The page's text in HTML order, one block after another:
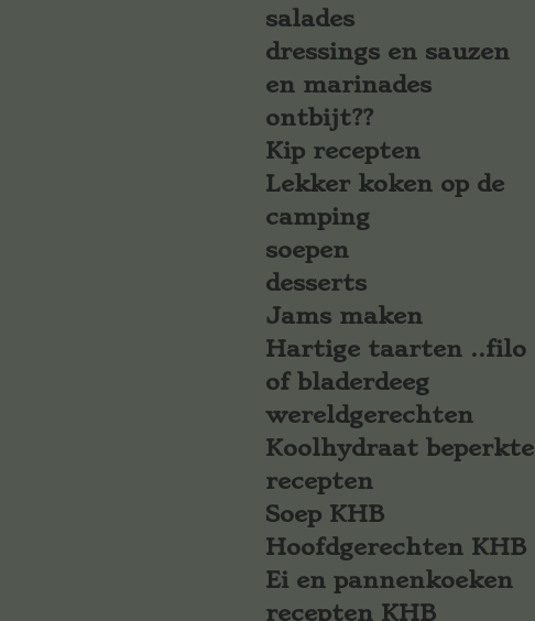
salades
dressings en sauzen
en marinades
ontbijt??
Kip recepten
Lekker koken op de
camping
soepen
desserts
Jams maken
Hartige taarten ..filo
of bladerdeeg
wereldgerechten
Koolhydraat beperkte
recepten
Soep KHB
Hoofdgerechten KHB
Ei en pannenkoeken
recepten KHB